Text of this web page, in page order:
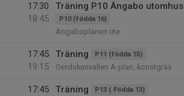
17:30
18:45
Träning P10 Ängabo utomhus
P10 (födda 16)
Ängaboplanen ute
17:45
19:15
Träning P11 (födda 15)
Gerdskenvallen A-plan, konstgräs
17:45
Träning P13 ( Födda 13)